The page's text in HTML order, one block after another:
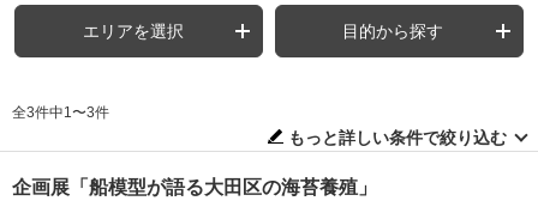
エリアを選択 目的から探す
全3件中1〜3件
もっと詳しい条件で絞り込む
企画展「船模型が語る大田区の海苔養殖」